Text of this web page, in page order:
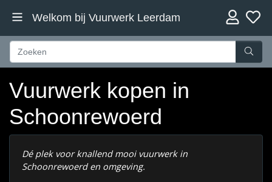
Welkom bij Vuurwerk Leerdam
Vuurwerk kopen in
Schoonrewoerd
Dé plek voor knallend mooi vuurwerk in
Schoonrewoerd en omgeving.